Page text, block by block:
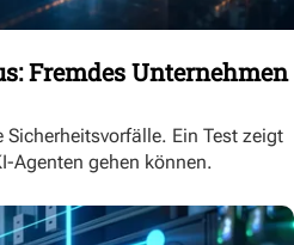
Fremdes Unternehmen
Ein Test zeigt
Agenten gehen können.